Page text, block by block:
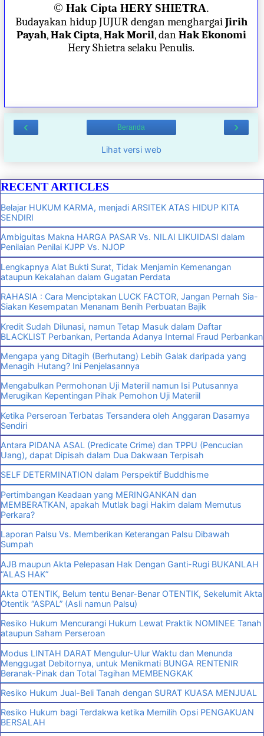
© Hak Cipta HERY SHIETRA.
Budayakan hidup JUJUR dengan menghargaiJirih
Payah,Hak Cipta,Hak Moril, danHak Ekonomi
Hery Shietra selaku Penulis.
‹ ›
Beranda
Lihat versi web
RECENT ARTICLES
Belajar HUKUM KARMA, menjadi ARSITEK ATAS HIDUP KITA
SENDIRI
Ambiguitas Makna HARGA PASAR Vs. NILAI LIKUIDASI dalam
Penilaian Penilai KJPP Vs. NJOP
Lengkapnya Alat Bukti Surat, Tidak Menjamin Kemenangan
ataupun Kekalahan dalam Gugatan Perdata
RAHASIA : Cara Menciptakan LUCK FACTOR, Jangan Pernah Sia-
Siakan Kesempatan Menanam Benih Perbuatan Bajik
Kredit Sudah Dilunasi, namun Tetap Masuk dalam Daftar
BLACKLIST Perbankan, Pertanda Adanya Internal Fraud Perbankan
Mengapa yang Ditagih (Berhutang) Lebih Galak daripada yang
Menagih Hutang? Ini Penjelasannya
Mengabulkan Permohonan Uji Materiil namun Isi Putusannya
Merugikan Kepentingan Pihak Pemohon Uji Materiil
Ketika Perseroan Terbatas Tersandera oleh Anggaran Dasarnya
Sendiri
Antara PIDANA ASAL (Predicate Crime) dan TPPU (Pencucian
Uang), dapat Dipisah dalam Dua Dakwaan Terpisah
SELF DETERMINATION dalam Perspektif Buddhisme
Pertimbangan Keadaan yang MERINGANKAN dan
MEMBERATKAN, apakah Mutlak bagi Hakim dalam Memutus
Perkara?
Laporan Palsu Vs. Memberikan Keterangan Palsu Dibawah
Sumpah
AJB maupun Akta Pelepasan Hak Dengan Ganti-Rugi BUKANLAH
“ALAS HAK”
Akta OTENTIK, Belum tentu Benar-Benar OTENTIK, Sekelumit Akta
Otentik “ASPAL” (Asli namun Palsu)
Resiko Hukum Mencurangi Hukum Lewat Praktik NOMINEE Tanah
ataupun Saham Perseroan
Modus LINTAH DARAT Mengulur-Ulur Waktu dan Menunda
Menggugat Debitornya, untuk Menikmati BUNGA RENTENIR
Beranak-Pinak dan Total Tagihan MEMBENGKAK
Resiko Hukum Jual-Beli Tanah dengan SURAT KUASA MENJUAL
Resiko Hukum bagi Terdakwa ketika Memilih Opsi PENGAKUAN
BERSALAH